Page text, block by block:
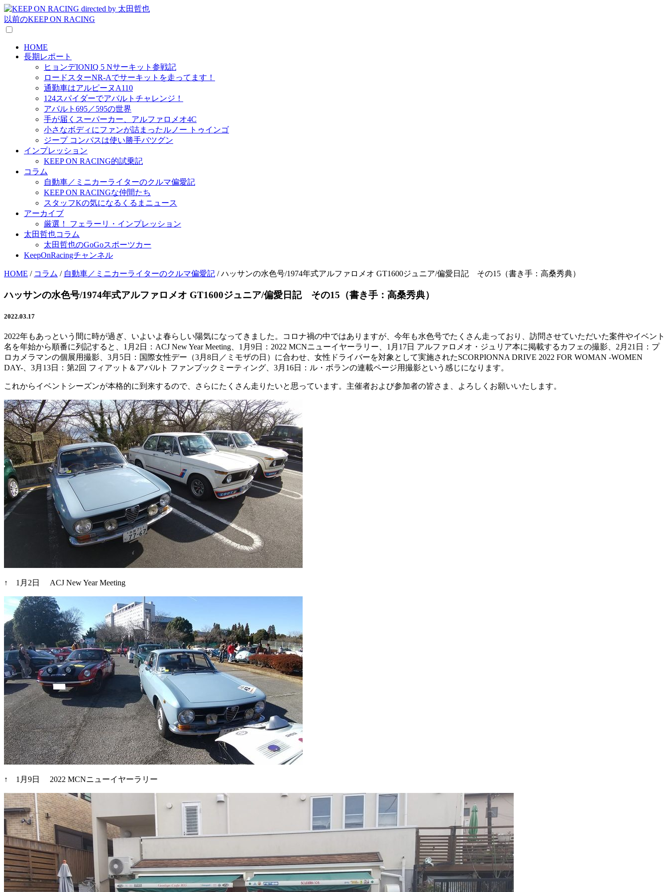
以前のKEEP ON RACING
HOME
長期レポート
ヒョンデIONIQ 5 Nサーキット参戦記
ロードスターNR-Aでサーキットを走ってます！
通勤車はアルピーヌA110
124スパイダーでアバルトチャレンジ！
アバルト695／595の世界
手が届くスーパーカー、アルファロメオ4C
小さなボディにファンが詰まったルノー トゥインゴ
ジープ コンパスは使い勝手バツグン
インプレッション
KEEP ON RACING的試乗記
コラム
自動車／ミニカーライターのクルマ偏愛記
KEEP ON RACINGな仲間たち
スタッフKの気になるくるまニュース
アーカイブ
厳選！ フェラーリ・インプレッション
太田哲也コラム
太田哲也のGoGoスポーツカー
KeepOnRacingチャンネル
HOME / コラム / 自動車／ミニカーライターのクルマ偏愛記 /ハッサンの水色号/1974年式アルファロメオ GT1600ジュニア/偏愛日記 その15（書き手：高桑秀典）
ハッサンの水色号/1974年式アルファロメオ GT1600ジュニア/偏愛日記 その15（書き手：高桑秀典）
2022.03.17
2022年もあっという間に時が過ぎ、いよいよ春らしい陽気になってきました。コロナ禍の中ではありますが、今年も水色号でたくさん走っており、訪問させていただいた案件やイベント
名を年始から順番に列記すると、1月2日：ACJ New Year Meeting、1月9日：2022 MCNニューイヤーラリー、1月17日 アルファロメオ・ジュリア本に掲載するカフェの撮影、2月21日：プ
ロカメラマンの個展用撮影、3月5日：国際女性デー（3月8日／ミモザの日）に合わせ、女性ドライバーを対象として実施されたSCORPIONNA DRIVE 2022 FOR WOMAN -WOMEN
DAY-、3月13日：第2回 フィアット＆アバルト ファンブックミーティング、3月16日：ル・ボランの連載ページ用撮影という感じになります。
これからイベントシーズンが本格的に到来するので、さらにたくさん走りたいと思っています。主催者および参加者の皆さま、よろしくお願いいたします。
↑ 1月2日 ACJ New Year Meeting
↑ 1月9日 2022 MCNニューイヤーラリー